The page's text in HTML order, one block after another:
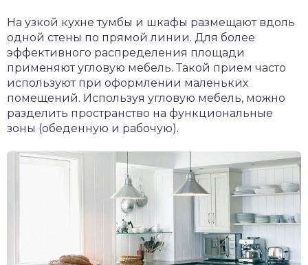
На узкой кухне тумбы и шкафы размещают вдоль
одной стены по прямой линии. Для более
эффективного распределения площади
применяют угловую мебель. Такой прием часто
используют при оформлении маленьких
помещений. Используя угловую мебель, можно
разделить пространство на функциональные
зоны (обеденную и рабочую).